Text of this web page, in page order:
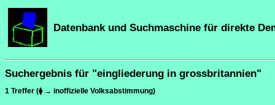
Datenbank und Suchmaschine für direkte
Suchergebnis für "eingliederung in grossbritannien"
1 Treffer (⧫ → inoffizielle Volksabstimmung)